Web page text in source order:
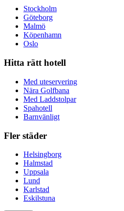
Stockholm
Göteborg
Malmö
Köpenhamn
Oslo
Hitta rätt hotell
Med uteservering
Nära Golfbana
Med Laddstolpar
Spahotell
Barnvänligt
Fler städer
Helsingborg
Halmstad
Uppsala
Lund
Karlstad
Eskilstuna